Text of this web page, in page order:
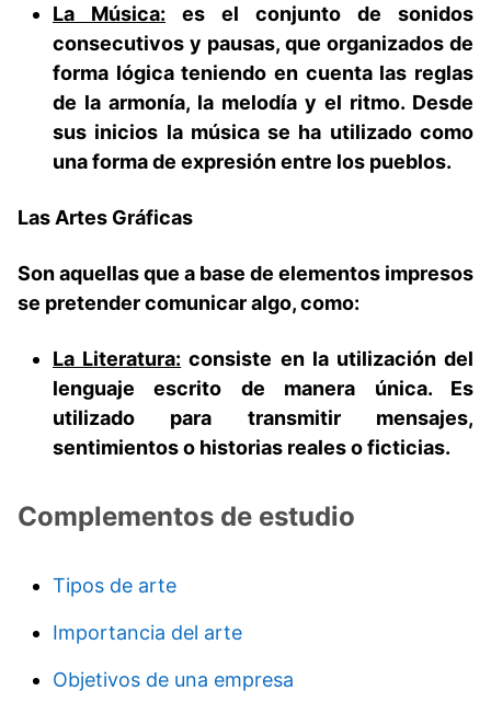
La Música: es el conjunto de sonidos
consecutivos y pausas, que organizados de
forma lógica teniendo en cuenta las reglas
de la armonía, la melodía y el ritmo. Desde
sus inicios la música se ha utilizado como
una forma de expresión entre los pueblos.
Las Artes Gráficas
Son aquellas que a base de elementos impresos
se pretender comunicar algo, como:
La Literatura: consiste en la utilización del
lenguaje escrito de manera única. Es
utilizado para transmitir mensajes,
sentimientos o historias reales o ficticias.
Complementos de estudio
Tipos de arte
Importancia del arte
Objetivos de una empresa